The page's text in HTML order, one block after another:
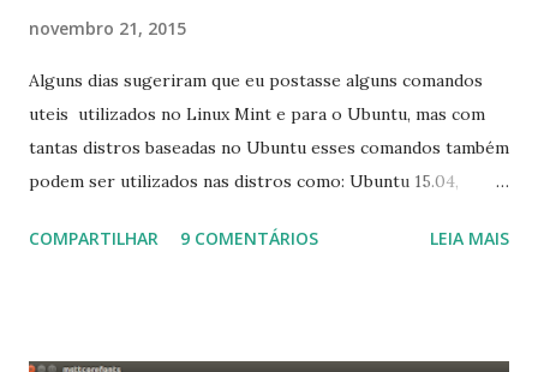
novembro 21, 2015
Alguns dias sugeriram que eu postasse alguns comandos
uteis utilizados no Linux Mint e para o Ubuntu, mas com
tantas distros baseadas no Ubuntu esses comandos também
podem ser utilizados nas distros como: Ubuntu 15.04,
Linux Mint 17, Pinguy OS 14.04, Elementary OS 0.3, Deepin
COMPARTILHAR 9 COMENTÁRIOS LEIA MAIS